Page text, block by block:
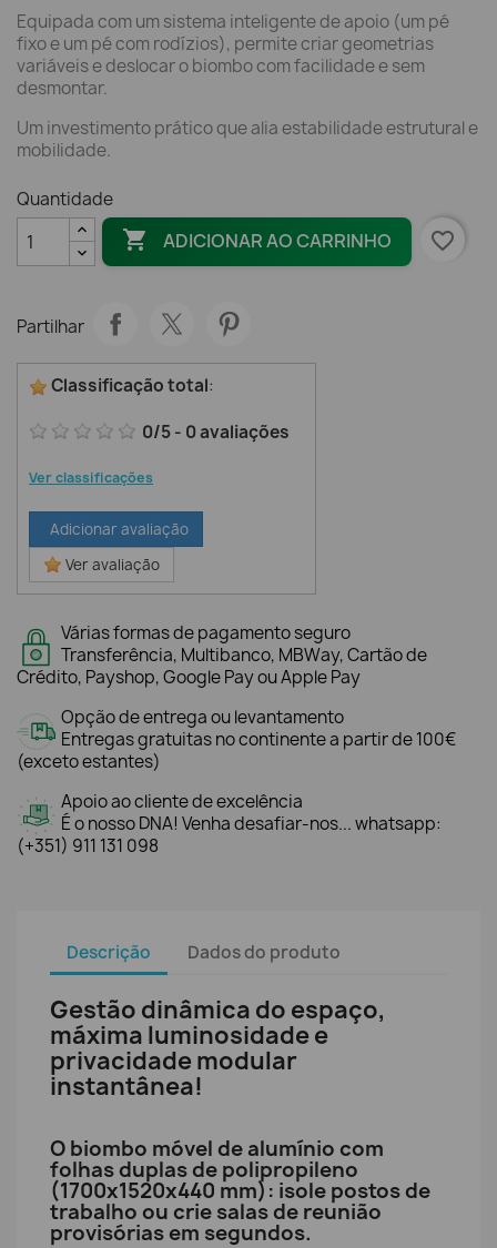
Equipada com um sistema inteligente de apoio (um pé
fixo e um pé com rodízios), permite criar geometrias
variáveis e deslocar o biombo com facilidade e sem
desmontar.
Um investimento prático que alia estabilidade estrutural e
mobilidade.
Quantidade
 ADICIONAR AO CARRINHO favorite_border
Partilhar
Classificação total:
0/5- 0avaliações
Ver classificações
Adicionar avaliação
Ver avaliação
Várias formas de pagamento seguro
Transferência, Multibanco, MBWay, Cartão de
Crédito, Payshop, Google Pay ou Apple Pay
Opção de entrega ou levantamento
Entregas gratuitas no continente a partir de 100€
(exceto estantes)
Apoio ao cliente de excelência
É o nosso DNA! Venha desafiar-nos... whatsapp:
(+351) 911 131 098
Descrição Dados do produto
Gestão dinâmica do espaço,
máxima luminosidade e
privacidade modular
instantânea!
O biombo móvel de alumínio com
folhas duplas de polipropileno
(1700x1520x440 mm): isole postos de
trabalho ou crie salas de reunião
provisórias em segundos.